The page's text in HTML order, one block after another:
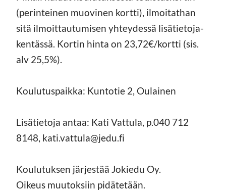
(perinteinen muovinen kortti), ilmoitathan
sitä ilmoittautumisen yhteydessä lisätietoja-
kentässä. Kortin hinta on 23,72€/kortti (sis.
alv 25,5%).
Koulutuspaikka: Kuntotie 2, Oulainen
Lisätietoja antaa: Kati Vattula, p.040 712
8148, kati.vattula@jedu.fi
Koulutuksen järjestää Jokiedu Oy.
Oikeus muutoksiin pidätetään.